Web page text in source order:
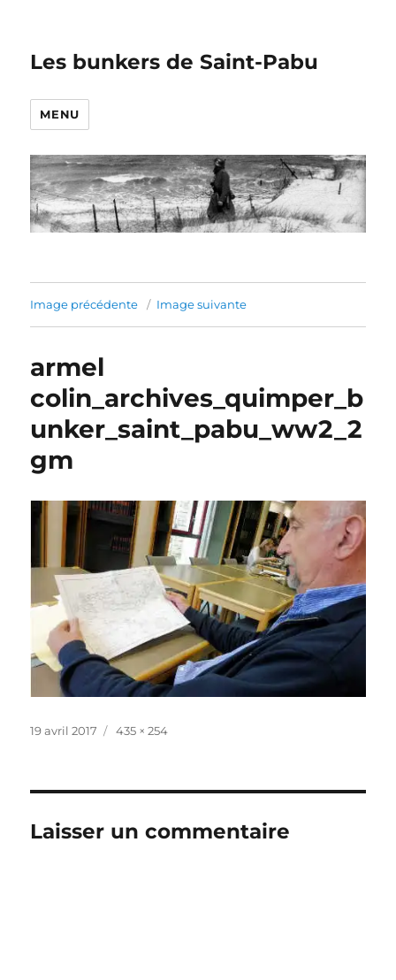
Les bunkers de Saint-Pabu
MENU
Image précédente Image suivante
armel
colin_archives_quimper_b
unker_saint_pabu_ww2_2
gm
Publié
19 avril 2017
Taille
435 × 254
Laisser un commentaire